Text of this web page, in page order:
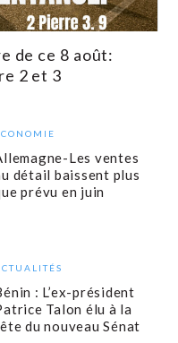
de ce 8 août:
2 et 3
Les ventes
détail baissent plus
prévu en juin
: L’ex-président
Talon élu à la
du nouveau Sénat